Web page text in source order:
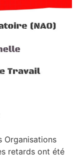
Organisations
retards ont été